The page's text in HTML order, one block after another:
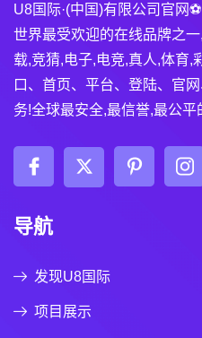
U8国际·(中国)有限公司官网
世界最受欢迎的在线品牌之
载,竞猜,电子,电竞,真人,体育,
口、首页、平台、登陆、官
务!全球最安全,最信誉,最公平
导航
发现U8国际
项目展示